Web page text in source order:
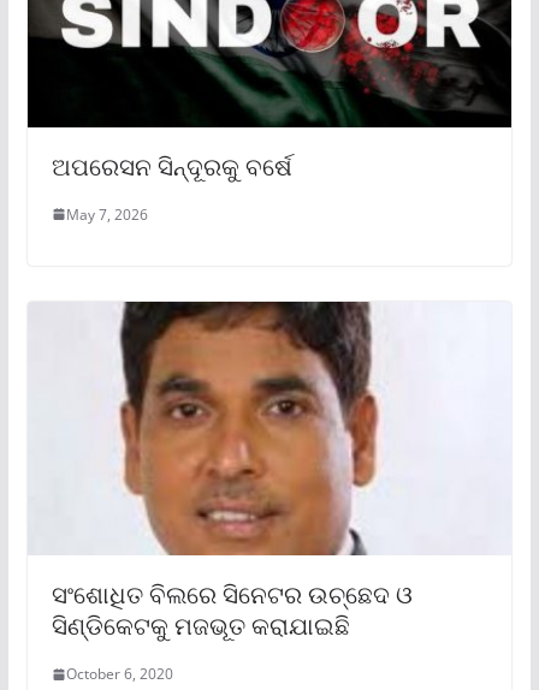
ଅପରେସନ ସିନ୍ଦୂରକୁ ବର୍ଷେ
May 7, 2026
ସଂଶୋଧିତ ବିଲରେ ସିନେଟର ଉଚ୍ଛେଦ ଓ
ସିଣ୍ଡିକେଟକୁ ମଜଭୂତ କରାଯାଇଛି
October 6, 2020